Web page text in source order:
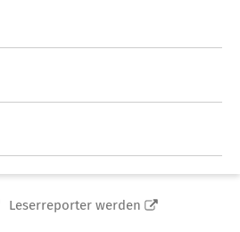
Leserreporter werden